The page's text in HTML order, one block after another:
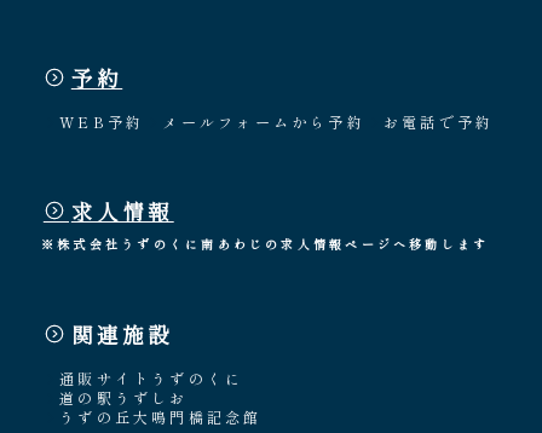
予約
WEB予約 メールフォームから予約 お電話で予約
求人情報
※株式会社うずのくに南あわじの求人情報ページへ移動します
関連施設
通販サイトうずのくに
道の駅うずしお
うずの丘大鳴門橋記念館